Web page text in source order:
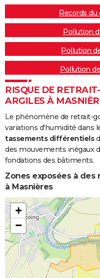
Records
Pollution
Pollution
Pollution
RISQUE DE
ARGILES À
Le phénomène de retrait-
variations d'humidité dans
tassements différentiels
des mouvements inégaux
fondations des bâtiments.
Zones exposées à des
à Masnières
+
−